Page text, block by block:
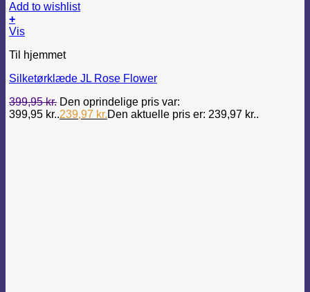
Add to wishlist
+
Vis
Til hjemmet
Silketørklæde JL Rose Flower
399,95kr. Den oprindelige pris var:
399,95 kr..239,97 kr.Den aktuelle pris er: 239,97 kr..